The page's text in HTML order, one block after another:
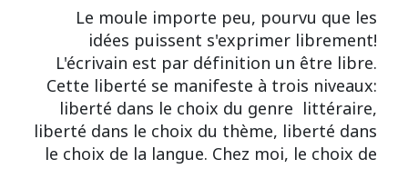
Le moule importe peu, pourvu que les
idées puissent s'exprimer librement!
L'écrivain est par définition un être libre.
Cette liberté se manifeste à trois niveaux:
liberté dans le choix du genre littéraire,
liberté dans le choix du thème, liberté dans
le choix de la langue. Chez moi, le choix de